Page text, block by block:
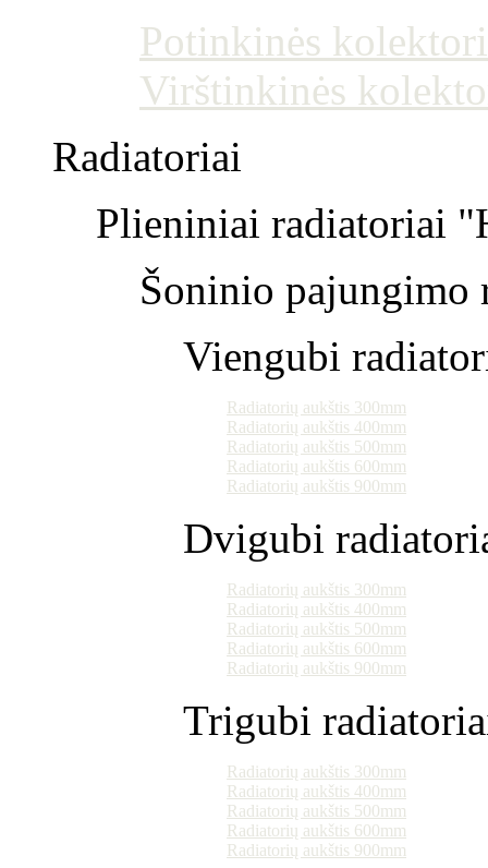
Potinkinės
Virštinkinės
Radiatoriai
Plieniniai radiatoriai
Šoninio pajungimo
Viengubi
Radiatorių aukštis 300mm
Radiatorių aukštis 400mm
Radiatorių aukštis 500mm
Radiatorių aukštis 600mm
Radiatorių aukštis 900mm
Dvigubi
Radiatorių aukštis 300mm
Radiatorių aukštis 400mm
Radiatorių aukštis 500mm
Radiatorių aukštis 600mm
Radiatorių aukštis 900mm
Trigubi
Radiatorių aukštis 300mm
Radiatorių aukštis 400mm
Radiatorių aukštis 500mm
Radiatorių aukštis 600mm
Radiatorių aukštis 900mm